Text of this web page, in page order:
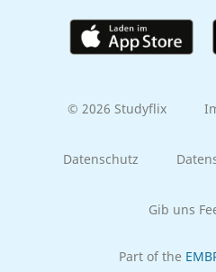
© 2026 Studyflix
Datenschutz
Gib uns
Part of the